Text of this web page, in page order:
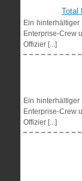
Total
Ein
Enterprise-Crew
Offizier [...]
Ein
Enterprise-Crew
Offizier [...]